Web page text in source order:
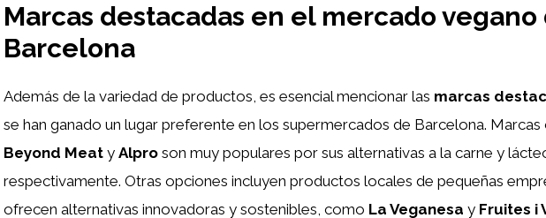
Marcas destacadas en el mercado vegano
Barcelona
Además de la variedad de productos, es esencial mencionar las marcas
se han ganado un lugar preferente en los supermercados de Barcelona.
Beyond Meat y Alpro son muy populares por sus alternativas a la carne y
respectivamente. Otras opciones incluyen productos locales de pequeñas
ofrecen alternativas innovadoras y sostenibles, como La Veganesa y Fruites i